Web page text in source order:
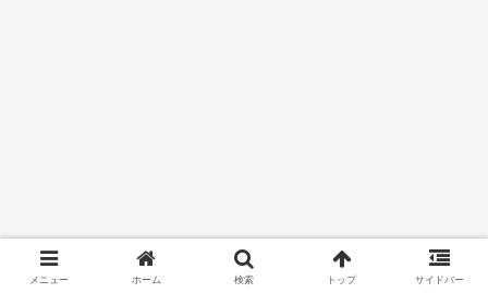
メニュー ホーム 検索 トップ サイドバー